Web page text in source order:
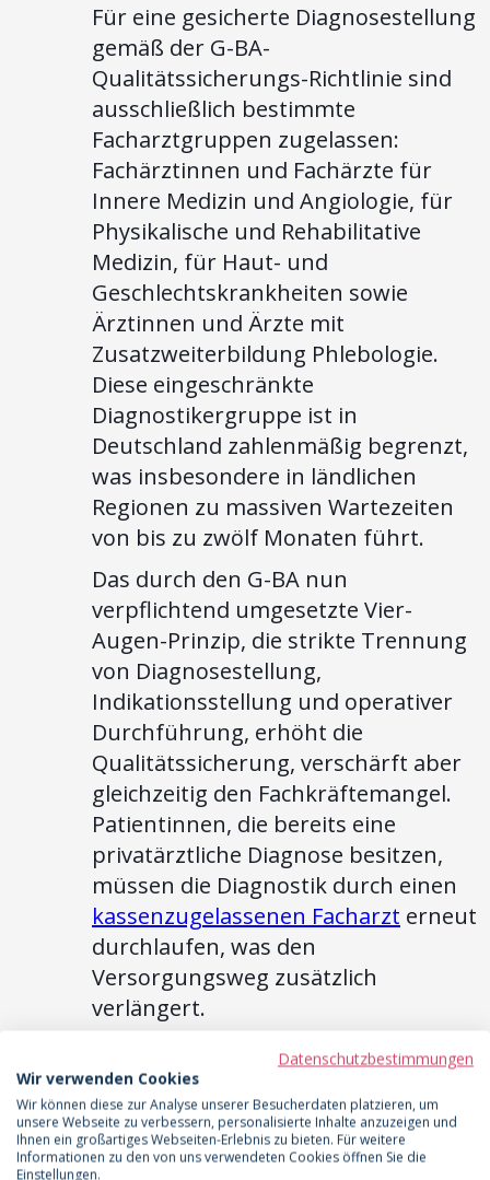
Für eine gesicherte Diagnosestellung
gemäß der G-BA-
Qualitätssicherungs-Richtlinie sind
ausschließlich bestimmte
Facharztgruppen zugelassen:
Fachärztinnen und Fachärzte für
Innere Medizin und Angiologie, für
Physikalische und Rehabilitative
Medizin, für Haut- und
Geschlechtskrankheiten sowie
Ärztinnen und Ärzte mit
Zusatzweiterbildung Phlebologie.
Diese eingeschränkte
Diagnostikergruppe ist in
Deutschland zahlenmäßig begrenzt,
was insbesondere in ländlichen
Regionen zu massiven Wartezeiten
von bis zu zwölf Monaten führt.
Das durch den G-BA nun
verpflichtend umgesetzte Vier-
Augen-Prinzip, die strikte Trennung
von Diagnosestellung,
Indikationsstellung und operativer
Durchführung, erhöht die
Qualitätssicherung, verschärft aber
gleichzeitig den Fachkräftemangel.
Patientinnen, die bereits eine
privatärztliche Diagnose besitzen,
müssen die Diagnostik durch einen
kassenzugelassenen Facharzt erneut
durchlaufen, was den
Versorgungsweg zusätzlich
verlängert.
Telemedizinische Ansätze sind schon
heute in der Lage, Lücken zu
schließen, zumindest die Diagnostik
und Therapieempfehlungen
betreffend. Die telemedizinische
Datenschutzbestimmungen
Wir verwenden Cookies
Wir können diese zur Analyse unserer Besucherdaten platzieren, um
unsere Webseite zu verbessern, personalisierte Inhalte anzuzeigen und
Ihnen ein großartiges Webseiten-Erlebnis zu bieten. Für weitere
Informationen zu den von uns verwendeten Cookies öffnen Sie die
Einstellungen.